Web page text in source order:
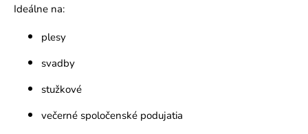
Ideálne na:
plesy
svadby
stužkové
večerné spoločenské podujatia